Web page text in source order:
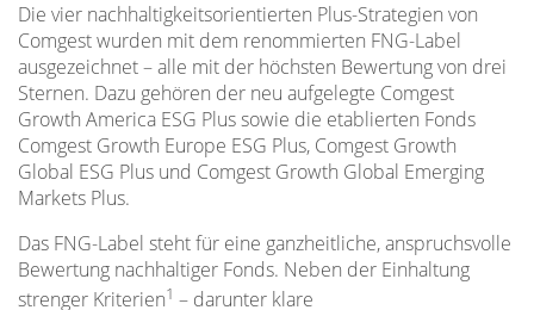
Die vier nachhaltigkeitsorientierten Plus-Strategien von
Comgest wurden mit dem renommierten FNG-Label
ausgezeichnet – alle mit der höchsten Bewertung von drei
Sternen. Dazu gehören der neu aufgelegte Comgest
Growth America ESG Plus sowie die etablierten Fonds
Comgest Growth Europe ESG Plus, Comgest Growth
Global ESG Plus und Comgest Growth Global Emerging
Markets Plus.
Das FNG-Label steht für eine ganzheitliche, anspruchsvolle
Bewertung nachhaltiger Fonds. Neben der Einhaltung
strenger Kriterien1 – darunter klare